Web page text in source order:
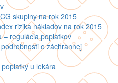
skupiny na rok 2015
rizika nákladov na rok 2015
– regulácia poplatkov
o záchrannej
u lekára